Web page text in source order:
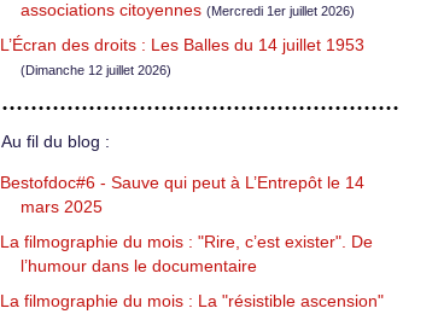
associations citoyennes (Mercredi 1er juillet 2026)
L’Écran des droits : Les Balles du 14 juillet 1953
(Dimanche 12 juillet 2026)
Au fil du blog :
Bestofdoc#6 - Sauve qui peut à L’Entrepôt le 14
mars 2025
La filmographie du mois : "Rire, c’est exister". De
l’humour dans le documentaire
La filmographie du mois : La "résistible ascension"